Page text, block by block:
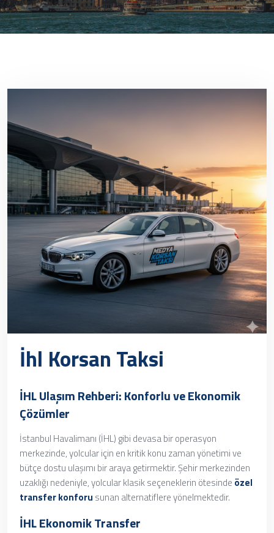
İhl Korsan Taksi
İHL Ulaşım Rehberi: Konforlu ve Ekonomik
Çözümler
İstanbul Havalimanı (İHL) gibi devasa bir operasyon
merkezinde, yolcular için en kritik konu zaman yönetimi ve
bütçe dostu ulaşımı bir araya getirmektir. Şehir merkezinden
uzaklığı nedeniyle, yolcular klasik seçeneklerin ötesinde özel
transfer konforu sunan alternatiflere yönelmektedir.
İHL Ekonomik Transfer